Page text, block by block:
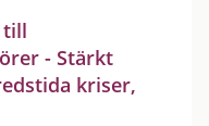
till
- Stärkt
kriser,